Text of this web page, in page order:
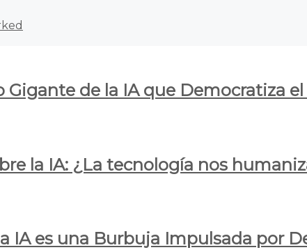
Gigante de la IA que Democratiza
la IA: ¿La tecnología nos
IA es una Burbuja Impulsada por